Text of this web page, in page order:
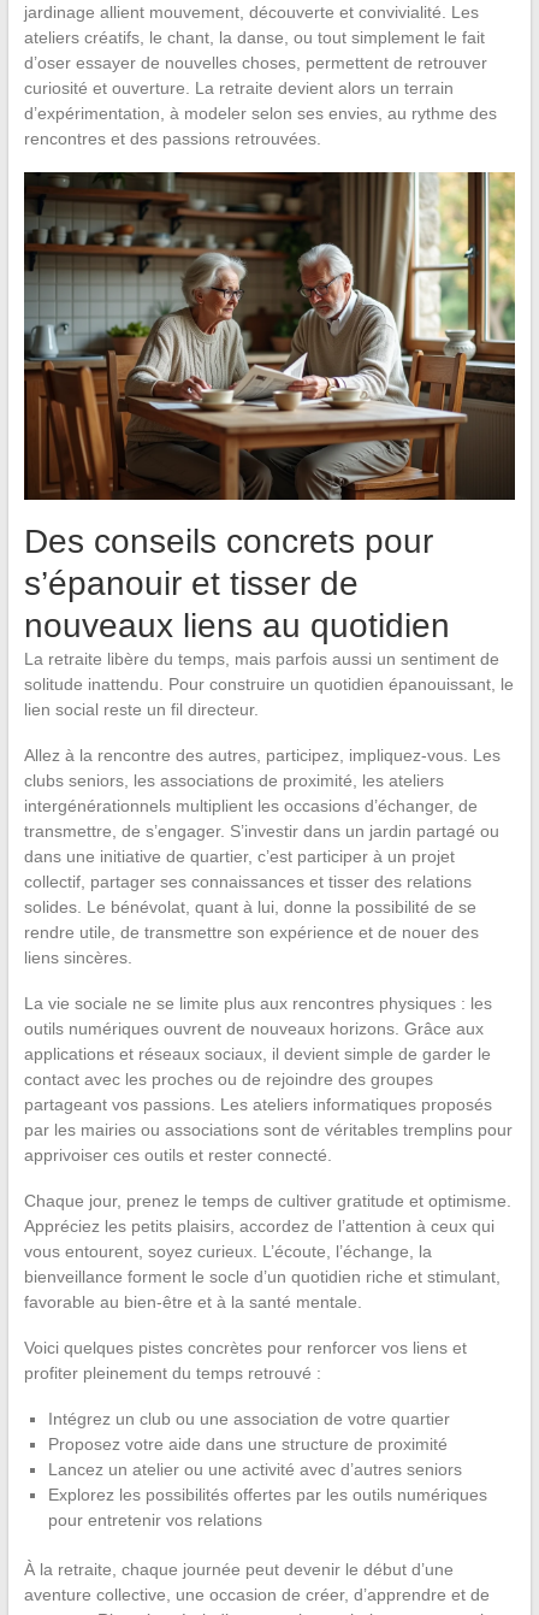
jardinage allient mouvement, découverte et convivialité. Les
ateliers créatifs, le chant, la danse, ou tout simplement le fait
d’oser essayer de nouvelles choses, permettent de retrouver
curiosité et ouverture. La retraite devient alors un terrain
d’expérimentation, à modeler selon ses envies, au rythme des
rencontres et des passions retrouvées.
Des conseils concrets pour
s’épanouir et tisser de
nouveaux liens au quotidien
La retraite libère du temps, mais parfois aussi un sentiment de
solitude inattendu. Pour construire un quotidien épanouissant, le
lien social reste un fil directeur.
Allez à la rencontre des autres, participez, impliquez-vous. Les
clubs seniors, les associations de proximité, les ateliers
intergénérationnels multiplient les occasions d’échanger, de
transmettre, de s’engager. S’investir dans un jardin partagé ou
dans une initiative de quartier, c’est participer à un projet
collectif, partager ses connaissances et tisser des relations
solides. Le bénévolat, quant à lui, donne la possibilité de se
rendre utile, de transmettre son expérience et de nouer des
liens sincères.
La vie sociale ne se limite plus aux rencontres physiques : les
outils numériques ouvrent de nouveaux horizons. Grâce aux
applications et réseaux sociaux, il devient simple de garder le
contact avec les proches ou de rejoindre des groupes
partageant vos passions. Les ateliers informatiques proposés
par les mairies ou associations sont de véritables tremplins pour
apprivoiser ces outils et rester connecté.
Chaque jour, prenez le temps de cultiver gratitude et optimisme.
Appréciez les petits plaisirs, accordez de l’attention à ceux qui
vous entourent, soyez curieux. L’écoute, l’échange, la
bienveillance forment le socle d’un quotidien riche et stimulant,
favorable au bien-être et à la santé mentale.
Voici quelques pistes concrètes pour renforcer vos liens et
profiter pleinement du temps retrouvé :
Intégrez un club ou une association de votre quartier
Proposez votre aide dans une structure de proximité
Lancez un atelier ou une activité avec d’autres seniors
Explorez les possibilités offertes par les outils numériques
pour entretenir vos relations
À la retraite, chaque journée peut devenir le début d’une
aventure collective, une occasion de créer, d’apprendre et de